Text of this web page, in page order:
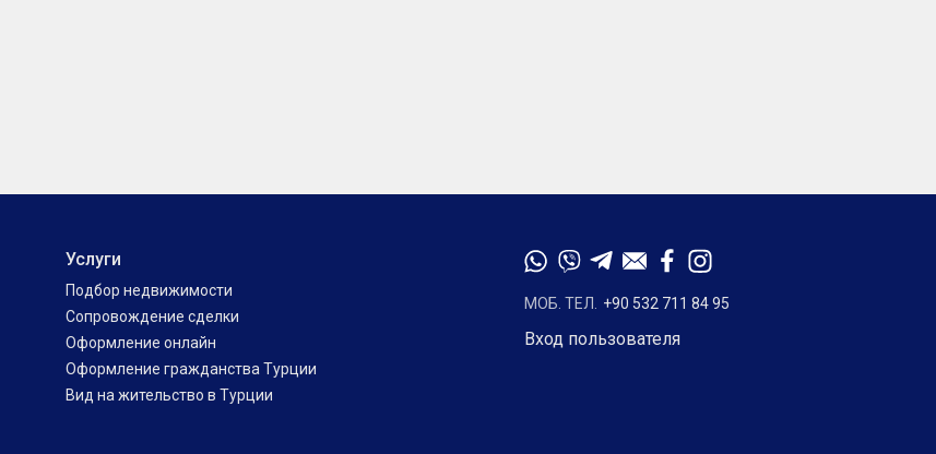
Услуги
Подбор недвижимости
Сопровождение сделки
Оформление онлайн
Оформление гражданства Турции
Вид на жительство в Турции
МОБ. ТЕЛ. +90 532 711 84 95
Вход пользователя